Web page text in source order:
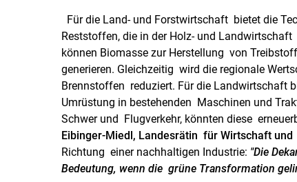
Für die Land- und Forstwirtschaft bietet die
Reststoffen, die in der Holz- und
können Biomasse zur Herstellung von
generieren. Gleichzeitig wird die regionale
Brennstoffen reduziert. Für die Landwirtschaft
Umrüstung in bestehenden Maschinen und
Schwer und Flugverkehr, könnten diese
Eibinger-Miedl, Landesrätin für Wirtschaft und
Richtung einer nachhaltigen Industrie: "Die
Bedeutung, wenn die grüne Transformation